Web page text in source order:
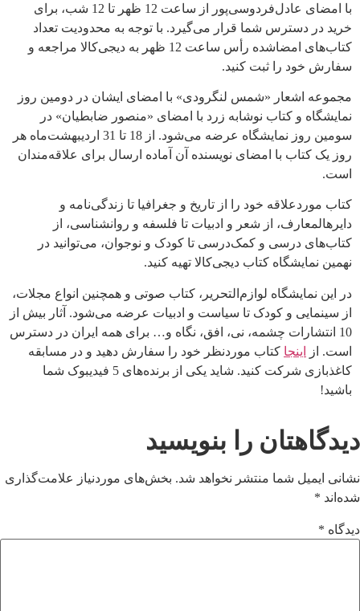
با امضای عادل‌فردوسی‌پور از ساعت 12 ظهر تا 12 شب، برای
خرید در دسترس شما قرار می‌گیرد. با توجه به محدودیت تعداد
کتاب‌های امضا‌شده رأس ساعت 12 ظهر به دیجی‌کالا مراجعه و
سفارش خود را ثبت کنید.
مجموعه اشعار «شمس لنگرودی» با امضای ایشان در دومین روز
نمایشگاه و کتاب نوشابه زرد با امضای «منصور ضابطیان» در
سومین روز نمایشگاه عرضه می‌شود. از 18 تا 31 اردیبهشت‌ماه هر
روز یک کتاب با امضای نویسنده آن آماده ارسال برای علاقه‌مندان
است.
کتاب‌ مورد‌علاقه خود را از تاریخ و جغرافیا تا زندگی‌نامه و
دایرهالمعارف، از شعر و ادبیات تا فلسفه و روانشناسی، از
کتاب‌های درسی و کمک‌درسی تا کودک و نوجوان، می‌توانید در
نهمین نمایشگاه کتاب دیجی‌کالا تهیه کنید.
در این نمایشگاه لوازم‌التحریر، کتاب صوتی و همچنین انواع مجلات،
از سینمایی و کودک تا سیاست و ادبیات عرضه می‌شود. آثار بیش از
10 انتشارات چشمه، نی، افق، نگاه و… برای همه ایران در دسترس
است. از
اینجا کتاب مورد‌نظر خود را سفارش دهید و در مسابقه
کاغذ‌بازی شرکت کنید. شاید یکی از برنده‌های 5 فیدیبوک شما
باشید!
دیدگاهتان را بنویسید
نشانی ایمیل شما منتشر نخواهد شد. بخش‌های موردنیاز علامت‌گذاری
شده‌اند *
دیدگاه *